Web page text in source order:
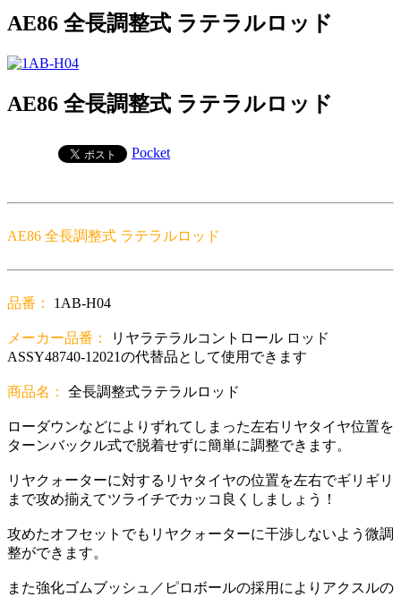
AE86 全長調整式 ラテラルロッド
AE86 全長調整式 ラテラルロッド
Pocket
AE86 全長調整式 ラテラルロッド
品番： 1AB-H04
メーカー品番：
リヤラテラルコントロール ロッド
ASSY48740-12021の代替品として使用できます
商品名： 全長調整式ラテラルロッド
ローダウンなどによりずれてしまった左右リヤタイヤ位置を
ターンバックル式で脱着せずに簡単に調整できます。
リヤクォーターに対するリヤタイヤの位置を左右でギリギリ
まで攻め揃えてツライチでカッコ良くしましょう！
攻めたオフセットでもリヤクォーターに干渉しないよう微調
整ができます。
また強化ゴムブッシュ／ピロボールの採用によりアクスルの